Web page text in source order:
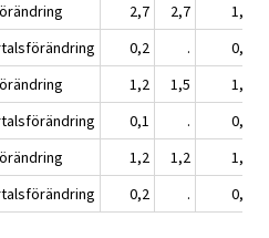
2,7 2,7
1,8
0,2 .
0,1
1,2 1,5
1,1
0,1 .
0,3
1,2 1,2
1,6
0,2 . 0,2